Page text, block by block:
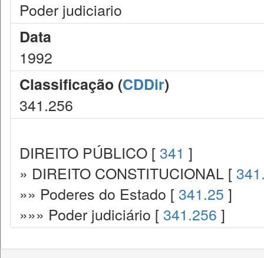
Poder judiciario
Data
1992
Classificação (CDDir)
341.256
DIREITO PÚBLICO [ 341 ]
» DIREITO CONSTITUCIONAL [
»» Poderes do Estado [ 341.25 ]
»»» Poder judiciário [ 341.256 ]